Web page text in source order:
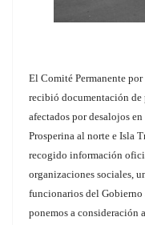
El Comité Permanente
recibió documentación de
afectados por desalojos
Prosperina al norte e Isla
recogido información
organizaciones sociales,
funcionarios del Gobierno
ponemos a consideración